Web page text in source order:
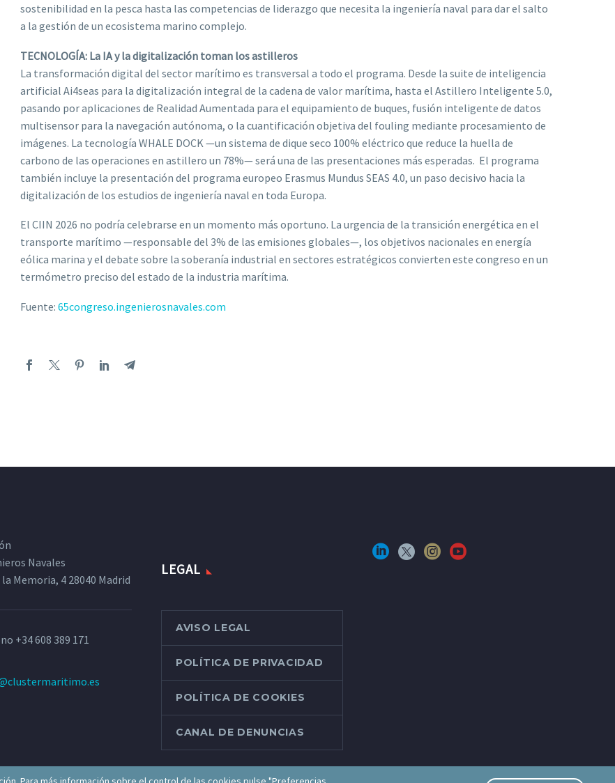
sostenibilidad en la pesca hasta las competencias de liderazgo que necesita la ingeniería naval para dar el salto
a la gestión de un ecosistema marino complejo.
TECNOLOGÍA: La IA y la digitalización toman los astilleros
La transformación digital del sector marítimo es transversal a todo el programa. Desde la suite de inteligencia
artificial Ai4seas para la digitalización integral de la cadena de valor marítima, hasta el Astillero Inteligente 5.0,
pasando por aplicaciones de Realidad Aumentada para el equipamiento de buques, fusión inteligente de datos
multisensor para la navegación autónoma, o la cuantificación objetiva del fouling mediante procesamiento de
imágenes. La tecnología WHALE DOCK —un sistema de dique seco 100% eléctrico que reduce la huella de
carbono de las operaciones en astillero un 78%— será una de las presentaciones más esperadas. El programa
también incluye la presentación del programa europeo Erasmus Mundus SEAS 4.0, un paso decisivo hacia la
digitalización de los estudios de ingeniería naval en toda Europa.
El CIIN 2026 no podría celebrarse en un momento más oportuno. La urgencia de la transición energética en el
transporte marítimo —responsable del 3% de las emisiones globales—, los objetivos nacionales en energía
eólica marina y el debate sobre la soberanía industrial en sectores estratégicos convierten este congreso en un
termómetro preciso del estado de la industria marítima.
Fuente: 65congreso.ingenierosnavales.com
Navales
Memoria, 4 28040 Madrid
+34 608 389 171
LEGAL
AVISO LEGAL
POLÍTICA DE PRIVACIDAD
POLÍTICA DE COOKIES
CANAL DE DENUNCIAS